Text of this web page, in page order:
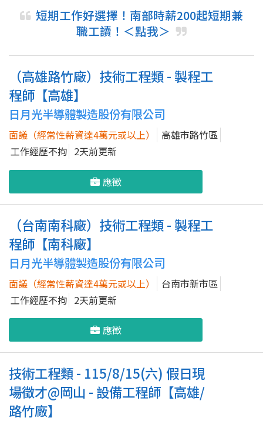
短期工作好選擇！南部時薪200起短期兼
職工讀！＜點我＞
（高雄路竹廠）技術工程類 - 製程工
程師【高雄】
日月光半導體製造股份有限公司
面議（經常性薪資達4萬元或以上）
高雄市路竹區
工作經歷不拘 2天前更新
應徵
（台南南科廠）技術工程類 - 製程工
程師【南科廠】
日月光半導體製造股份有限公司
面議（經常性薪資達4萬元或以上）
台南市新市區
工作經歷不拘 2天前更新
應徵
技術工程類 - 115/8/15(六) 假日現
場徵才@岡山 - 設備工程師【高雄/
路竹廠】